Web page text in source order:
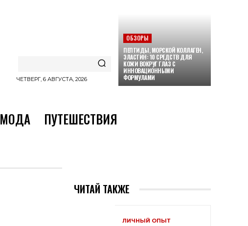
ЧЕТВЕРГ, 6 АВГУСТА, 2026
ОБЗОРЫ
ПЕПТИДЫ, МОРСКОЙ КОЛЛАГЕН,
ЭЛАСТИН: 10 СРЕДСТВ ДЛЯ
КОЖИ ВОКРУГ ГЛАЗ С
ИННОВАЦИОННЫМИ
ФОРМУЛАМИ
МОДА ПУТЕШЕСТВИЯ
ЧИТАЙ ТАКЖЕ
ЛИЧНЫЙ ОПЫТ